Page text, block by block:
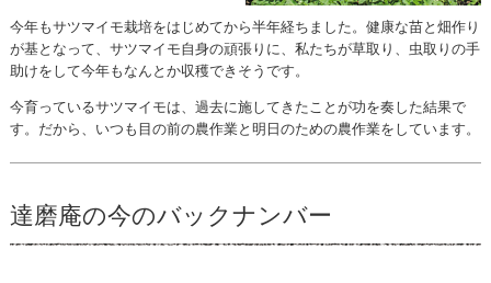
今年もサツマイモ栽培をはじめてから半年経ちました。健康な苗と畑作り
が基となって、サツマイモ自身の頑張りに、私たちが草取り、虫取りの手
助けをして今年もなんとか収穫できそうです。
今育っているサツマイモは、過去に施してきたことが功を奏した結果で
す。だから、いつも目の前の農作業と明日のための農作業をしています。
達磨庵の今のバックナンバー